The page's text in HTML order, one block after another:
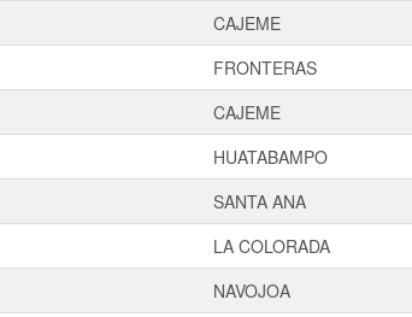
CAJEME
FRONTERAS
CAJEME
HUATABAMPO
SANTA ANA
LA COLORADA
NAVOJOA